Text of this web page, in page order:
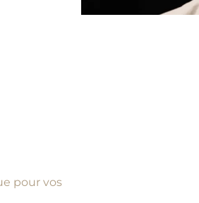
pour vos